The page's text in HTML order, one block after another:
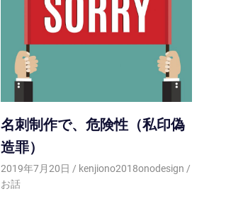
名刺制作で、危険性（私印偽
造罪）
2019年7月20日
kenjiono2018onodesign
お話